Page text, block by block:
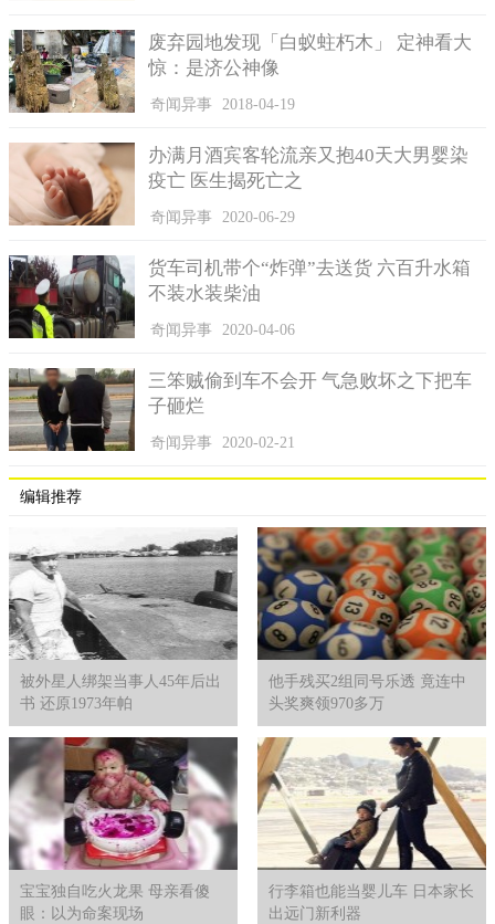
民警提醒广大市民朋友，疫情是无情的，但是在这种疾病面
前，大家要做到不要盲目相信不科学的治疗方法，不要人云亦
云，更不要像刘某这样做这种鲁莽的尝试，要听从专业医师的建
废弃园地发现「白蚁蛀朽木」 定神看大
惊：是济公神像
奇闻异事 2018-04-19
办满月酒宾客轮流亲又抱40天大男婴染
疫亡 医生揭死亡之
奇闻异事 2020-06-29
货车司机带个“炸弹”去送货 六百升水箱
不装水装柴油
奇闻异事 2020-04-06
三笨贼偷到车不会开 气急败坏之下把车
子砸烂
奇闻异事 2020-02-21
编辑推荐
被外星人绑架当事人45年后出
书 还原1973年帕
他手残买2组同号乐透 竟连中
头奖爽领970多万
宝宝独自吃火龙果 母亲看傻
眼：以为命案现场
行李箱也能当婴儿车 日本家长
出远门新利器